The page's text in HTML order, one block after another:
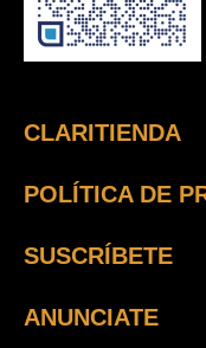
CLARITIENDA
POLÍTICA DE
SUSCRÍBETE
ANUNCIATE